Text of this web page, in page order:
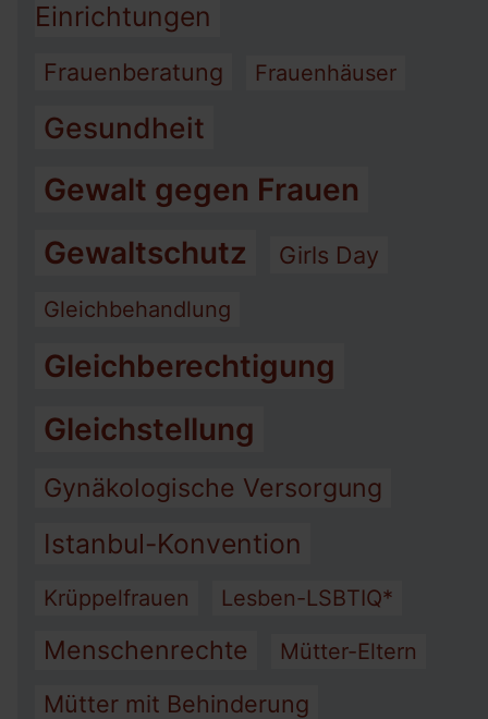
Einrichtungen
Frauenberatung Frauenhäuser
Gesundheit
Gewalt gegen Frauen
Gewaltschutz
Girls Day
Gleichbehandlung
Gleichberechtigung
Gleichstellung
Gynäkologische Versorgung
Istanbul-Konvention
Krüppelfrauen Lesben-LSBTIQ*
Menschenrechte Mütter-Eltern
Mütter mit Behinderung